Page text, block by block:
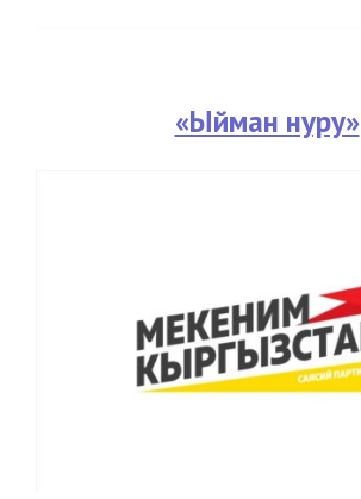
«Ыйман нуру»